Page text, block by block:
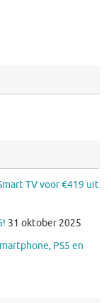
TV voor €419 uit
31 oktober 2025
PS5 en